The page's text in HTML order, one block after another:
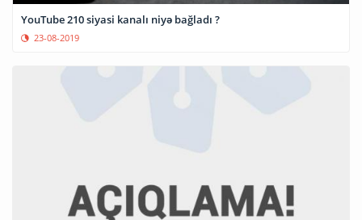
YouTube 210 siyasi kanalı niyə bağladı ?
23-08-2019